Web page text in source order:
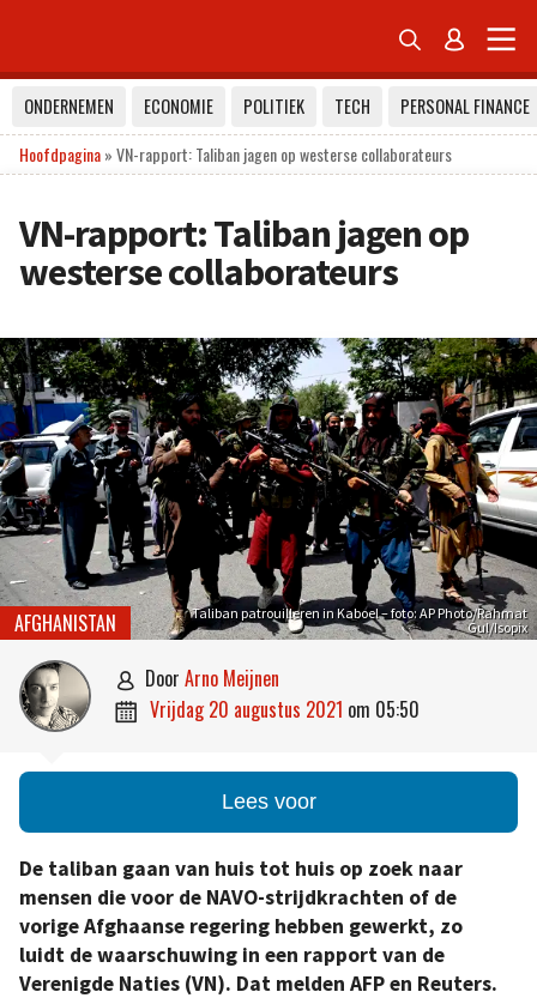
 
ONDERNEMEN ECONOMIE POLITIEK TECH
PERSONAL FINANCE
Hoofdpagina»VN-rapport: Taliban jagen op westerse collaborateurs
VN-rapport: Taliban jagen op
westerse collaborateurs
Taliban patrouilleren in Kaboel – foto: AP Photo/Rahmat
Gul/Isopix
AFGHANISTAN
 door Arno Meijnen
 vrijdag 20 augustus 2021 om 05:50
Lees voor
De taliban gaan van huis tot huis op zoek naar
mensen die voor de NAVO-strijdkrachten of de
vorige Afghaanse regering hebben gewerkt, zo
luidt de waarschuwing in een rapport van de
Verenigde Naties (VN). Dat melden AFP en Reuters.